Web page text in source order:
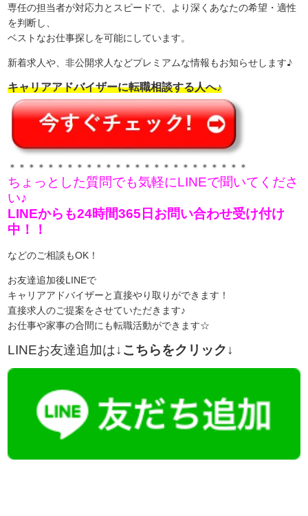
専任の担当者が対応力とスピードで、より深くあなたの希望・適性
を判断し、
ベストなお仕事探しを可能にしています。
新着求人や、非公開求人などプレミアムな情報もお知らせします♪
キャリアアドバイザーに転職相談する人へ♪
＊＊＊＊＊＊＊＊＊＊＊＊＊＊＊＊＊＊＊＊＊＊＊＊＊
ちょっとした質問でも気軽にLINEで聞いてくださ
い♪
LINEからも24時間365日お問い合わせ受け付け
中！！
などのご相談もOK！
お友達追加後LINEで
キャリアアドバイザーと直接やり取りができます！
直接求人のご提案をさせていただきます♪
お仕事や家事の合間にも転職活動ができます☆
LINEお友達追加は↓こちらをクリック↓